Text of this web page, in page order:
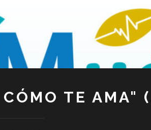
TE AMA"